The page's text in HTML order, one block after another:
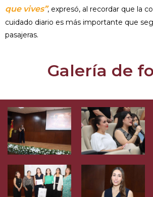
que vives”, expresó, al recordar que la
cuidado diario es más importante que
pasajeras.
Galería de